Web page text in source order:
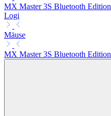
MX Master 3S Bluetooth Edition
Logi
Mäuse
MX Master 3S Bluetooth Edition